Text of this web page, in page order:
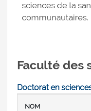
sciences de la
communautaires.
Faculté des
Doctorat en